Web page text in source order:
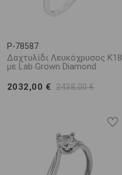
P-78587
Δαχτυλίδι Λευκόχρυσος Κ18
με Lab Grown Diamond
2032,00 € 2438,00 €